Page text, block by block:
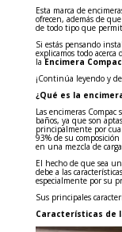
Esta marca de
ofrecen, además de
de todo tipo que
Si estás pensando
explicamos todo acerca
la Encimera Compac
¡Continúa leyendo y
¿Qué es la
Las encimeras Compac
baños, ya que son
principalmente por
93% de su
en una mezcla de
El hecho de que sea
debe a las
especialmente por su
Sus principales
Características de